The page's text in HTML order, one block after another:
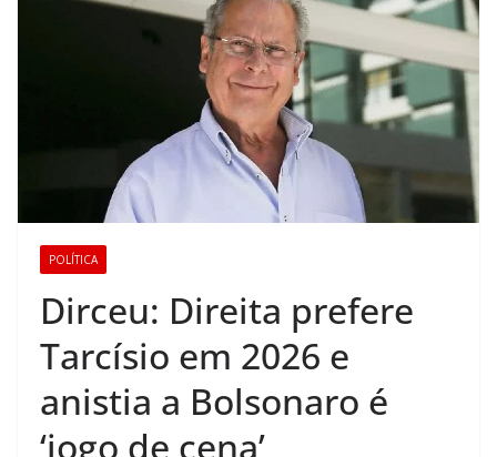
POLÍTICA
Dirceu: Direita prefere
Tarcísio em 2026 e
anistia a Bolsonaro é
‘jogo de cena’